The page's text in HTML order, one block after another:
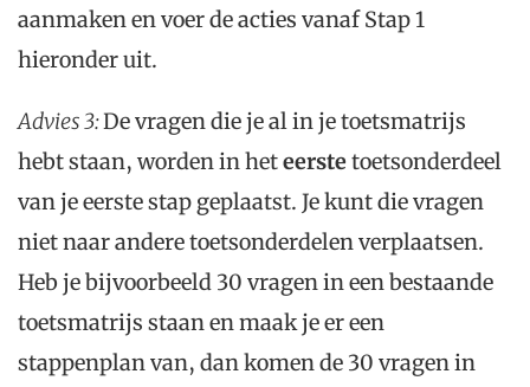
aanmaken en voer de acties vanaf Stap 1
hieronder uit.
Advies 3:De vragen die je al in je toetsmatrijs
hebt staan, worden in heteerstetoetsonderdeel
van je eerste stap geplaatst. Je kunt die vragen
niet naar andere toetsonderdelen verplaatsen.
Heb je bijvoorbeeld 30 vragen in een bestaande
toetsmatrijs staan en maak je er een
stappenplan van, dan komen de 30 vragen in